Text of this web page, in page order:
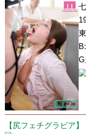
【尻フェチグラビア】